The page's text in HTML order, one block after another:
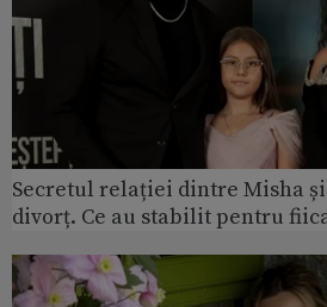
Secretul relației dintre Misha și
divorț. Ce au stabilit pentru